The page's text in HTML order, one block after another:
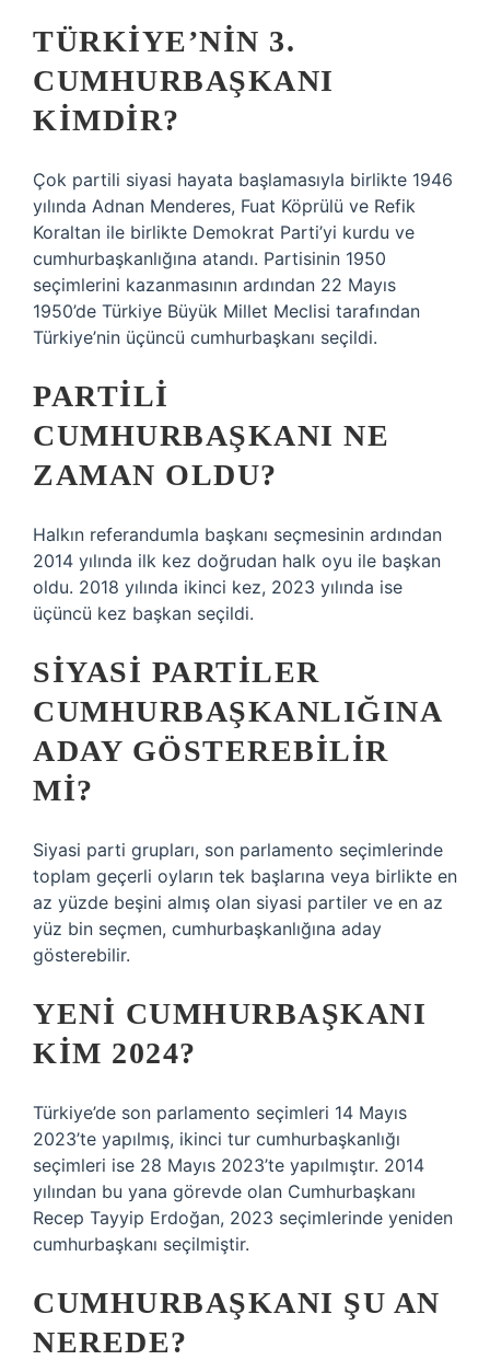
TÜRKIYE’NIN 3.
CUMHURBAŞKANI
KIMDIR?
Çok partili siyasi hayata başlamasıyla birlikte 1946
yılında Adnan Menderes, Fuat Köprülü ve Refik
Koraltan ile birlikte Demokrat Parti’yi kurdu ve
cumhurbaşkanlığına atandı. Partisinin 1950
seçimlerini kazanmasının ardından 22 Mayıs
1950’de Türkiye Büyük Millet Meclisi tarafından
Türkiye’nin üçüncü cumhurbaşkanı seçildi.
PARTILI
CUMHURBAŞKANI NE
ZAMAN OLDU?
Halkın referandumla başkanı seçmesinin ardından
2014 yılında ilk kez doğrudan halk oyu ile başkan
oldu. 2018 yılında ikinci kez, 2023 yılında ise
üçüncü kez başkan seçildi.
SIYASI PARTILER
CUMHURBAŞKANLIĞINA
ADAY GÖSTEREBILIR
MI?
Siyasi parti grupları, son parlamento seçimlerinde
toplam geçerli oyların tek başlarına veya birlikte en
az yüzde beşini almış olan siyasi partiler ve en az
yüz bin seçmen, cumhurbaşkanlığına aday
gösterebilir.
YENI CUMHURBAŞKANI
KIM 2024?
Türkiye’de son parlamento seçimleri 14 Mayıs
2023’te yapılmış, ikinci tur cumhurbaşkanlığı
seçimleri ise 28 Mayıs 2023’te yapılmıştır. 2014
yılından bu yana görevde olan Cumhurbaşkanı
Recep Tayyip Erdoğan, 2023 seçimlerinde yeniden
cumhurbaşkanı seçilmiştir.
CUMHURBAŞKANI ŞU AN
NEREDE?